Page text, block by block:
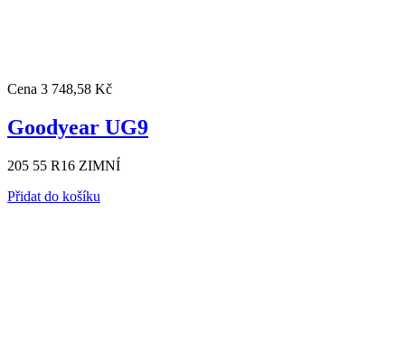
Cena 3 748,58 Kč
Goodyear UG9
205 55 R16 ZIMNÍ
Přidat do košíku